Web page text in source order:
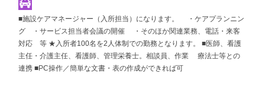
■施設ケアマネージャー（入所担当）になります。 ・ケアプランニン
グ ・サービス担当者会議の開催 ・そのほか関連業務、電話・来客
対応 等 ★入所者100名を2人体制での勤務となります。 ■医師、看護
主任・介護主任、看護師、管理栄養士。相談員、作業 療法士等との
連携 ■PC操作／簡単な文書・表の作成ができれば可